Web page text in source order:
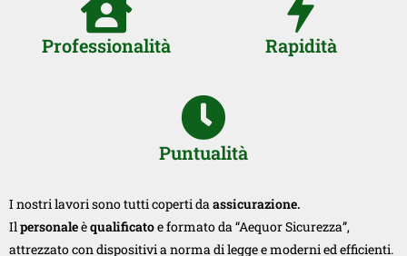
Professionalità Rapidità
Puntualità
I nostri lavori sono tutti coperti da assicurazione.
Il personaleèqualificatoe formato da “Aequor Sicurezza”,
attrezzato con dispositivi a norma di legge e moderni ed efficienti.